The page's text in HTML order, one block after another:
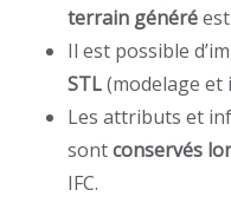
terrain généré
Il est possible
STL(modelage et
Les attributs et
sontconservés
IFC.